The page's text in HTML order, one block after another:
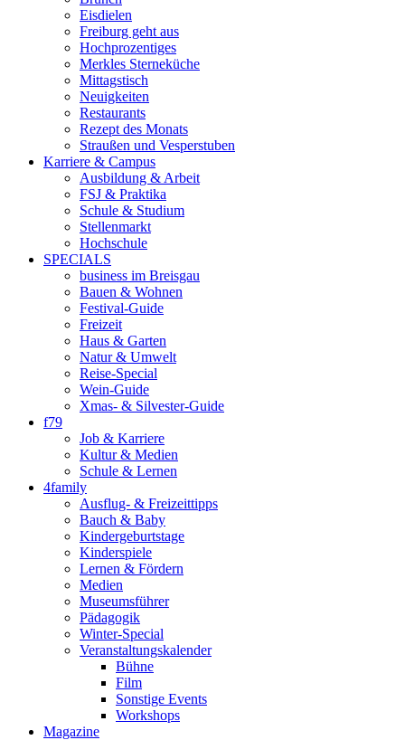
Eisdielen
Freiburg geht aus
Hochprozentiges
Merkles Sterneküche
Mittagstisch
Neuigkeiten
Restaurants
Rezept des Monats
Straußen und Vesperstuben
Karriere & Campus
Ausbildung & Arbeit
FSJ & Praktika
Schule & Studium
Stellenmarkt
Hochschule
SPECIALS
business im Breisgau
Bauen & Wohnen
Festival-Guide
Freizeit
Haus & Garten
Natur & Umwelt
Reise-Special
Wein-Guide
Xmas- & Silvester-Guide
f79
Job & Karriere
Kultur & Medien
Schule & Lernen
4family
Ausflug- & Freizeittipps
Bauch & Baby
Kindergeburtstage
Kinderspiele
Lernen & Fördern
Medien
Museumsführer
Pädagogik
Winter-Special
Veranstaltungskalender
Bühne
Film
Sonstige Events
Workshops
Magazine